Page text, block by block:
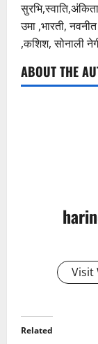
उमा ,भारती,
,कशिश, सोनाली
ABOUT THE
Visit
Related